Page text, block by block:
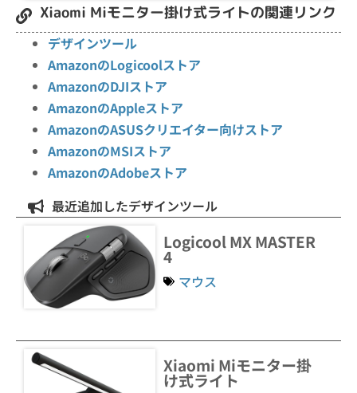
Xiaomi Miモニター掛け式ライトの関連リンク
デザインツール
AmazonのLogicoolストア
AmazonのDJIストア
AmazonのAppleストア
AmazonのASUSクリエイター向けストア
AmazonのMSIストア
AmazonのAdobeストア
最近追加したデザインツール
Logicool MX MASTER
4
マウス
Xiaomi Miモニター掛
け式ライト